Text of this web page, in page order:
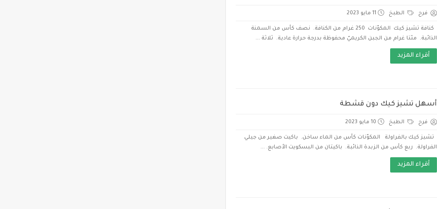
فرح الطبخ 11 مايو 2023
كنافة تشيز كيك المكوّنات 250 غرام من الكنافة. نصف كأس من السمنة
الذائبة. مئتا غرام من الجبن الكريميّ محفوظة بدرجة حرارة عادية. ثلاثة ...
أقراء المزيد
أسهل تشيز كيك دون قشطة
فرح الطبخ 10 مايو 2023
تشيز كيك بالفراولة المكوّنات كأس من الماء ساخن. باكيت صغير من جيلي
الفراولة. ربع كأس من الزبدة الذائبة. باكيتان من البسكويت الأصابع. ...
أقراء المزيد